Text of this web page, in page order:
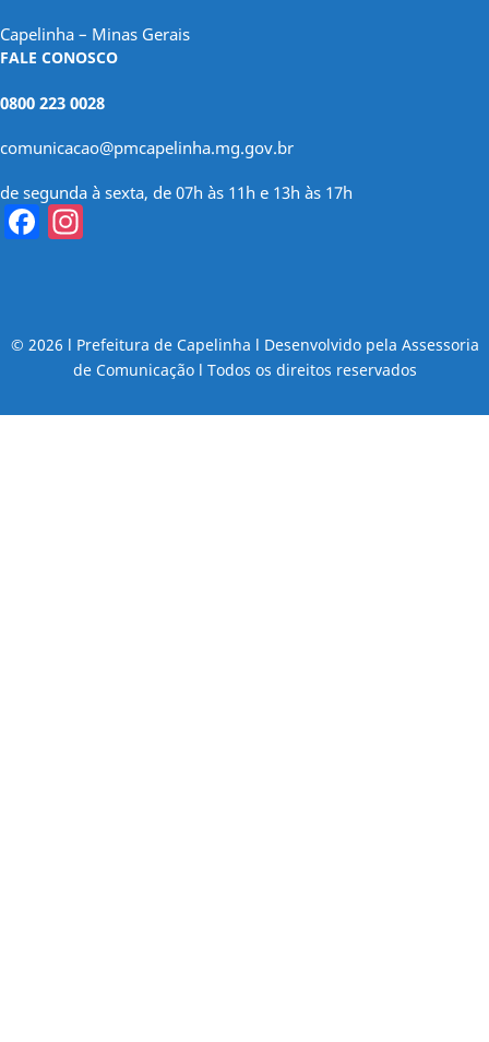
Capelinha – Minas Gerais
FALE CONOSCO
0800 223 0028
comunicacao@pmcapelinha.mg.gov.br
de segunda à sexta, de 07h às 11h e 13h às 17h
Facebook
© 2026 l Prefeitura de Capelinha l Desenvolvido pela Assessoria
de Comunicação l Todos os direitos reservados